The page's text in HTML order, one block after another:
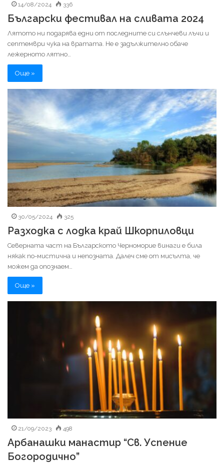
14/08/2024 336
Български фестивал на сливата 2024
Лятото ни подарява едни от последните си слънчеви лъчи и
септември чука на вратата. Не е задължително обаче
лежерното лятно…
Още »
30/05/2024 325
Разходка с лодка край Шкорпиловци
Северната част на Българското Черноморие винаги е била
някак по-мистична и непозната. Далеч сме от мисълта, че
можем да опознаем…
Още »
21/09/2023 498
Арбанашки манастир “Св. Успение
Богородично”